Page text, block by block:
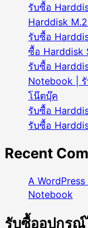
รับ
ซื้อ
Ram
PC
มือ
สอง
ซื้อ
Ram
ECC
|
รับ
ECC
มือ
สอง
|
รับ
ซื้อ
Ram
ECC
มือ
รับซื้อ
Harddisk
รับซื้อ
ซื้อ Harddisk
รับซื้อ
Notebook |
โน๊ตบุ๊ค
รับซื้อ
รับซื้อ
Recent
A
Notebook
รับซื้ออุปกรณ์